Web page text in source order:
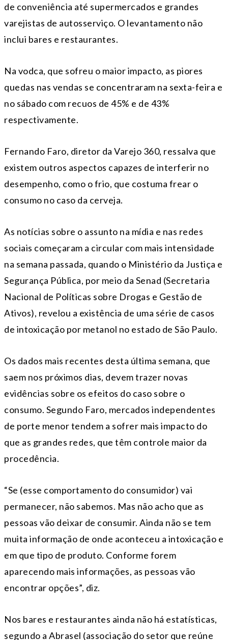
de conveniência até supermercados e grandes
varejistas de autosserviço. O levantamento não
inclui bares e restaurantes.
Na vodca, que sofreu o maior impacto, as piores
quedas nas vendas se concentraram na sexta-feira e
no sábado com recuos de 45% e de 43%
respectivamente.
Fernando Faro, diretor da Varejo 360, ressalva que
existem outros aspectos capazes de interferir no
desempenho, como o frio, que costuma frear o
consumo no caso da cerveja.
As notícias sobre o assunto na mídia e nas redes
sociais começaram a circular com mais intensidade
na semana passada, quando o Ministério da Justiça e
Segurança Pública, por meio da Senad (Secretaria
Nacional de Políticas sobre Drogas e Gestão de
Ativos), revelou a existência de uma série de casos
de intoxicação por metanol no estado de São Paulo.
Os dados mais recentes desta última semana, que
saem nos próximos dias, devem trazer novas
evidências sobre os efeitos do caso sobre o
consumo. Segundo Faro, mercados independentes
de porte menor tendem a sofrer mais impacto do
que as grandes redes, que têm controle maior da
procedência.
“Se (esse comportamento do consumidor) vai
permanecer, não sabemos. Mas não acho que as
pessoas vão deixar de consumir. Ainda não se tem
muita informação de onde aconteceu a intoxicação e
em que tipo de produto. Conforme forem
aparecendo mais informações, as pessoas vão
encontrar opções”, diz.
Nos bares e restaurantes ainda não há estatísticas,
segundo a Abrasel (associação do setor que reúne